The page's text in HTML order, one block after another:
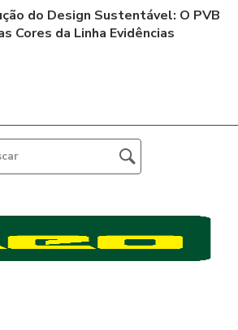
do Design Sustentável: O PVB
Cores da Linha Evidências